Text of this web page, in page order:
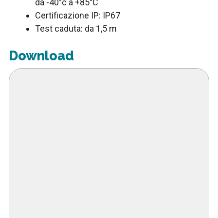
da -40°c a +85°C
Certificazione IP: IP67
Test caduta: da 1,5 m
Download